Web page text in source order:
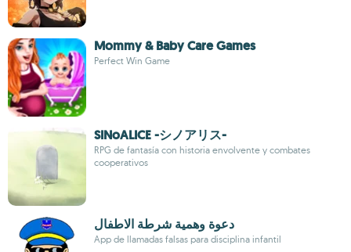
Mommy & Baby Care Games
Perfect Win Game
SINoALICE -シノアリス-
RPG de fantasía con historia envolvente y combates
cooperativos
دعوة وهمية شرطة الاطفال
App de llamadas falsas para disciplina infantil